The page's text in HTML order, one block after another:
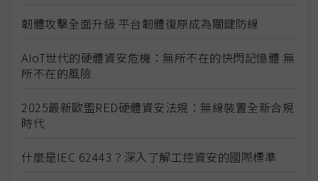
韌體攻擊全面升級 平台韌體復原成為關鍵防線
AIoT世代的硬體資安危機：無所不在的快閃記憶體 無
所不在的風險
2025最新歐盟RED硬體資安法規：無線裝置全新合規
時代
什麼是IEC 62443？深入了解工控資安的國際標準